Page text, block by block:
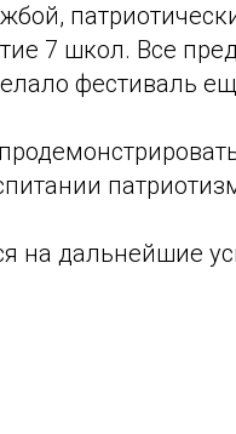
7 школ. Все
фестиваль
на дальнейшие